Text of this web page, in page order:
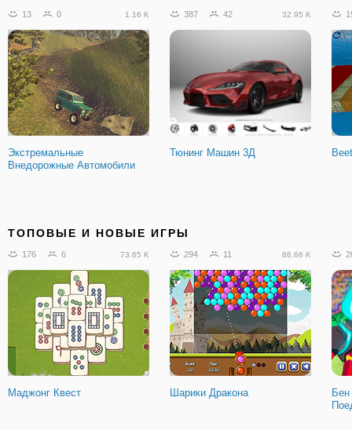
13 0 1.16 K
Экстремальные
Внедорожные Автомобили
387 42 32.95 K
Тюнинг Машин 3Д
ТОПОВЫЕ И НОВЫЕ ИГРЫ
176 6 73.65 K
Маджонг Квест
294 11 86.66 K
Шарики Дракона
Бен